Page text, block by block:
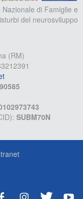
di Famiglie e
del neurosviluppo
(RM)
SUBM70N